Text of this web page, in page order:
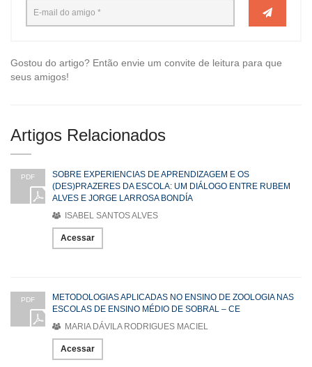
Gostou do artigo? Então envie um convite de leitura para que
seus amigos!
Artigos Relacionados
PDF
SOBRE EXPERIENCIAS DE APRENDIZAGEM E OS
(DES)PRAZERES DA ESCOLA: UM DIÁLOGO ENTRE RUBEM
ALVES E JORGE LARROSA BONDÍA
ISABEL SANTOS ALVES
Acessar
PDF
METODOLOGIAS APLICADAS NO ENSINO DE ZOOLOGIA NAS
ESCOLAS DE ENSINO MÉDIO DE SOBRAL – CE
MARIA DÁVILA RODRIGUES MACIEL
Acessar